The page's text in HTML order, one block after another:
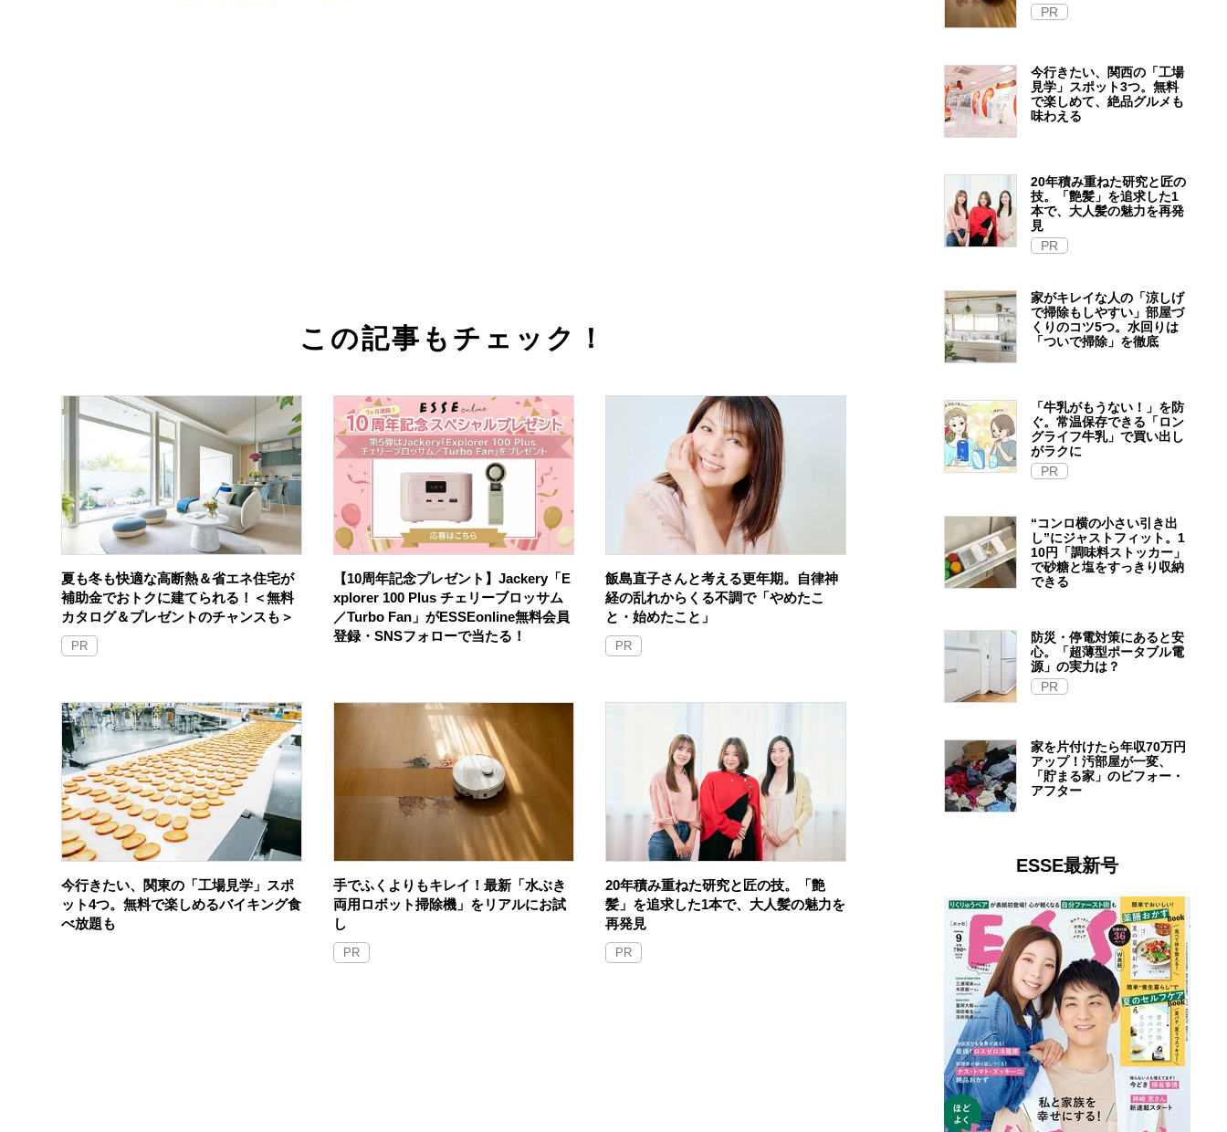
この記事もチェック！
夏も冬も快適な高断熱＆省エネ住宅が
補助金でおトクに建てられる！＜無料
カタログ＆プレゼントのチャンスも＞
PR
【10周年記念プレゼント】Jackery「E
xplorer 100 Plus チェリーブロッサム
／Turbo Fan」がESSEonline無料会員
登録・SNSフォローで当たる！
飯島直子さんと考える更年期。自律神
経の乱れからくる不調で「やめたこ
と・始めたこと」
PR
今行きたい、関東の「工場見学」スポ
ット4つ。無料で楽しめるバイキング食
べ放題も
手でふくよりもキレイ！最新「水ぶき
両用ロボット掃除機」をリアルにお試
し
PR
20年積み重ねた研究と匠の技。「艶
髪」を追求した1本で、大人髪の魅力を
再発見
PR
PR
今行きたい、関西の「工場
見学」スポット3つ。無料
で楽しめて、絶品グルメも
味わえる
20年積み重ねた研究と匠の
技。「艶髪」を追求した1
本で、大人髪の魅力を再発
見
PR
家がキレイな人の「涼しげ
で掃除もしやすい」部屋づ
くりのコツ5つ。水回りは
「ついで掃除」を徹底
「牛乳がもうない！」を防
ぐ。常温保存できる「ロン
グライフ牛乳」で買い出し
がラクに
PR
“コンロ横の小さい引き出
し”にジャストフィット。1
10円「調味料ストッカー」
で砂糖と塩をすっきり収納
できる
防災・停電対策にあると安
心。「超薄型ポータブル電
源」の実力は？​
PR
家を片付けたら年収70万円
アップ！汚部屋が一変、
「貯まる家」のビフォー・
アフター
ESSE最新号